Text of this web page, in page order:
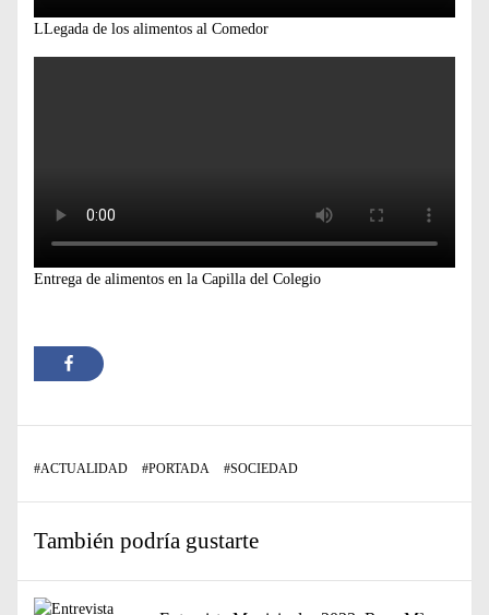
LLegada de los alimentos al Comedor
Entrega de alimentos en la Capilla del Colegio
#ACTUALIDAD #PORTADA #SOCIEDAD
También podría gustarte